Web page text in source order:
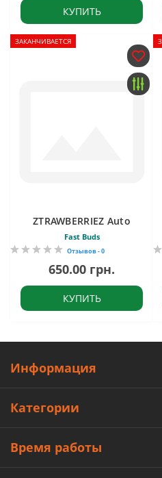
КУПИТЬ
ЗАКАНЧИВАЕТСЯ
ZTRAWBERRIEZ Auto
Fast Buds
Отзывов - 0
650.00 грн.
КУПИТЬ
Информация
Категории
Время работы